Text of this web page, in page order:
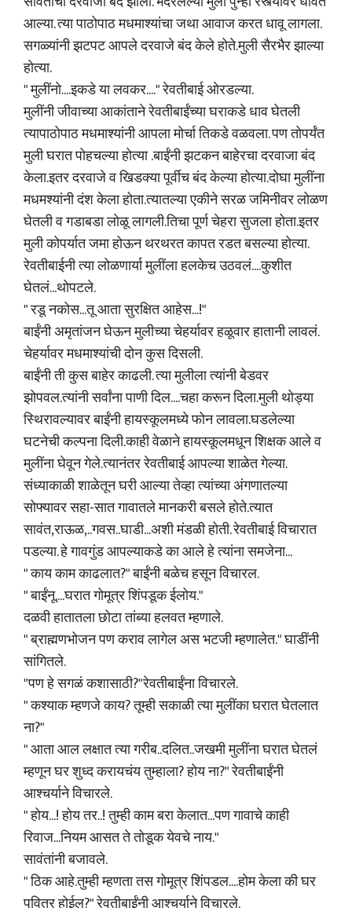
आल्या. त्या पाठोपाठ मधमाश्यांचा जथा आवाज करत धावू लागला.
सगळ्यांनी झटपट आपले दरवाजे बंद केले होते.मुली सैरभैर झाल्या
होत्या.
" मुलींनो....इकडे या लवकर...." रेवतीबाई ओरडल्या.
मुलींनी जीवाच्या आकांताने रेवतीबाईंच्या घराकडे धाव घेतली
त्यापाठोपाठ मधमाश्यांनी आपला मोर्चा तिकडे वळवला. पण तोपर्यंत
मुली घरात पोहचल्या होत्या .बाईंनी झटकन बाहेरचा दरवाजा बंद
केला.इतर दरवाजे व खिडक्या पूर्वीच बंद केल्या होत्या.दोघा मुलींना
मधमश्यांनी दंश केला होता.त्यातल्या एकीने सरळ जमिनीवर लोळण
घेतली व गडाबडा लोळू लागली.तिचा पूर्ण चेहरा सुजला होता.इतर
मुली कोपर्यात जमा होऊन थरथरत कापत रडत बसल्या होत्या.
रेवतीबाईनी त्या लोळणार्या मुलींला हलकेच उठवलं....कुशीत
घेतलं...थोपटले.
" रडू नकोस...तू आता सुरक्षित आहेस...!"
बाईंनी अमृतांजन घेऊन मुलीच्या चेहर्यावर हळूवार हातानी लावलं.
चेहर्यावर मधमाश्यांची दोन कुस दिसली.
बाईंनी ती कुस बाहेर काढली. त्या मुलीला त्यांनी बेडवर
झोपवल.त्यांनी सर्वांना पाणी दिल....चहा करून दिला.मुली थोड्या
स्थिरावल्यावर बाईंनी हायस्कूलमध्ये फोन लावला.घडलेल्या
घटनेची कल्पना दिली.काही वेळाने हायस्कूलमधून शिक्षक आले व
मुलींना घेवून गेले.त्यानंतर रेवतीबाई आपल्या शाळेत गेल्या.
संध्याकाळी शाळेतून घरी आल्या तेव्हा त्यांच्या अंगणातल्या
सोफ्यावर सहा-सात गावातले मानकरी बसले होते.त्यात
सावंत,राऊळ,..गवस..घाडी...अशी मंडळी होती. रेवतीबाई विचारात
पडल्या. हे गावगुंड आपल्याकडे का आले हे त्यांना समजेना...
" काय काम काढलात?" बाईंनी बळेच हसून विचारल.
" बाईंनू....घरात गोमूत्र शिंपडूक ईलोय."
दळवी हातातला छोटा तांब्या हलवत म्हणाले.
" ब्राह्मणभोजन पण कराव लागेल अस भटजी म्हणालेत." घाडींनी
सांगितले.
"पण हे सगळं कशासाठी?"रेवतीबाईंना विचारले.
" कश्याक म्हणजे काय? तूम्ही सकाळी त्या मुलींका घरात घेतलात
ना?"
" आता आल लक्षात त्या गरीब..दलित..जखमी मुलींना घरात घेतलं
म्हणून घर शुध्द करायचंय तुम्हाला? होय ना?" रेवतीबाईंनी
आश्चर्याने विचारले.
" होय...! होय तर..! तुम्ही काम बरा केलात...पण गावाचे काही
रिवाज...नियम आसत ते तोडूक येवचे नाय."
सावंतांनी बजावले.
" ठिक आहे.तुम्ही म्हणता तस गोमूत्र शिंपडल....होम केला की घर